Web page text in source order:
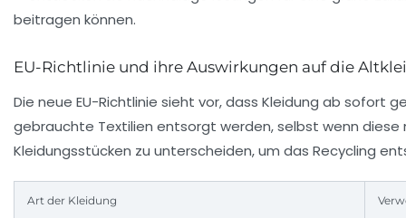
EU-Richtlinie und ihre Auswirkungen auf die
Die neue EU-Richtlinie sieht vor, dass Kleidung ab sofort
gebrauchte Textilien entsorgt werden, selbst wenn
Kleidungsstücken zu unterscheiden, um das Recycling
Art der Kleidung